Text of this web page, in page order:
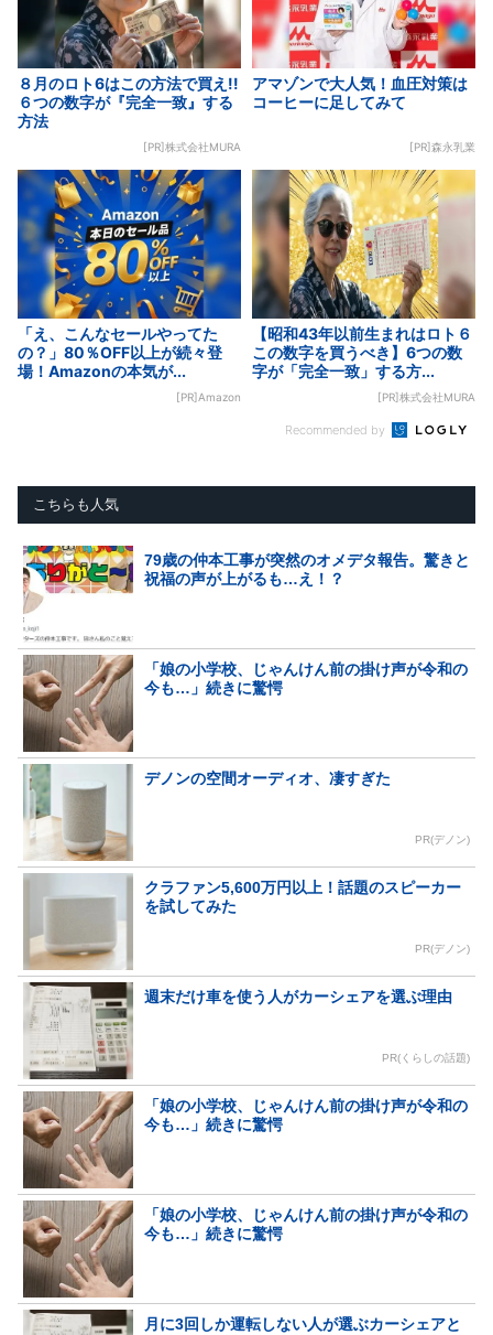
８月のロト6はこの方法で買え!!
６つの数字が『完全一致』する
方法
[PR]株式会社MURA
アマゾンで大人気！血圧対策は
コーヒーに足してみて
[PR]森永乳業
「え、こんなセールやってた
の？」80％OFF以上が続々登
場！Amazonの本気が...
[PR]Amazon
【昭和43年以前生まれはロト６
この数字を買うべき】6つの数
字が「完全一致」する方...
[PR]株式会社MURA
Recommended by
こちらも人気
79歳の仲本工事が突然のオメデタ報告。驚きと
祝福の声が上がるも…え！？
「娘の小学校、じゃんけん前の掛け声が令和の
今も…」続きに驚愕
デノンの空間オーディオ、凄すぎた
PR(デノン)
クラファン5,600万円以上！話題のスピーカー
を試してみた
PR(デノン)
週末だけ車を使う人がカーシェアを選ぶ理由
PR(くらしの話題)
「娘の小学校、じゃんけん前の掛け声が令和の
今も…」続きに驚愕
「娘の小学校、じゃんけん前の掛け声が令和の
今も…」続きに驚愕
月に3回しか運転しない人が選ぶカーシェアと